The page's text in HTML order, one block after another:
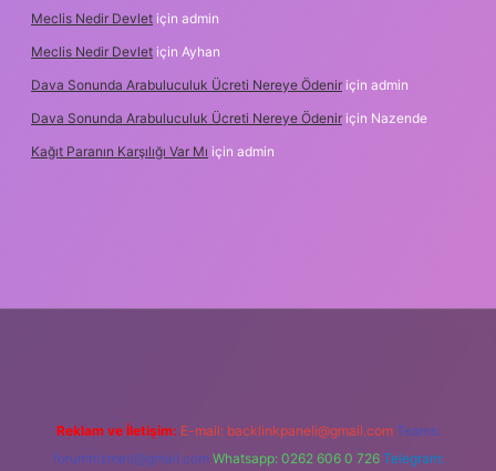
Meclis Nedir Devlet için admin
Meclis Nedir Devlet için Ayhan
Dava Sonunda Arabuluculuk Ücreti Nereye Ödenir için admin
Dava Sonunda Arabuluculuk Ücreti Nereye Ödenir için Nazende
Kağıt Paranın Karşılığı Var Mı için admin
Reklam ve İletişim: E-mail: backlinkpaneli@gmail.com Teams:
forumhizmeti@gmail.com Whatsapp: 0262 606 0 726 Telegram: